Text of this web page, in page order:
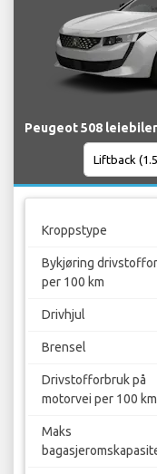
Peugeot 508
Kroppstype
Bykjøring
per 100 km
Drivhjul
Brensel
Drivstofforbruk på
motorvei per 100 km
Maks